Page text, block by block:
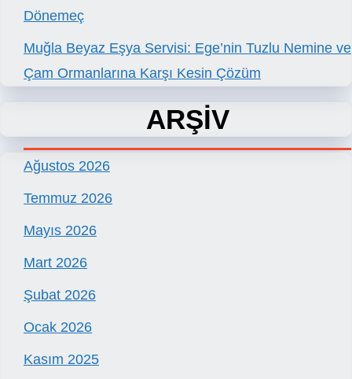
Dönemeç
Muğla Beyaz Eşya Servisi: Ege’nin Tuzlu Nemine ve
Çam Ormanlarına Karşı Kesin Çözüm
ARŞİV
Ağustos 2026
Temmuz 2026
Mayıs 2026
Mart 2026
Şubat 2026
Ocak 2026
Kasım 2025